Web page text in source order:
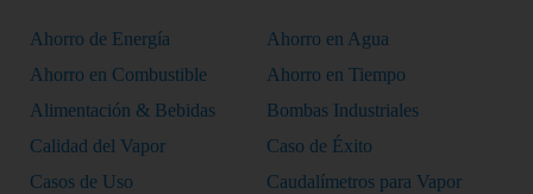
Ahorro de Energía
Ahorro en Agua
Ahorro en Combustible
Ahorro en Tiempo
Alimentación & Bebidas
Bombas Industriales
Calidad del Vapor
Caso de Éxito
Casos de Uso
Caudalímetros para Vapor